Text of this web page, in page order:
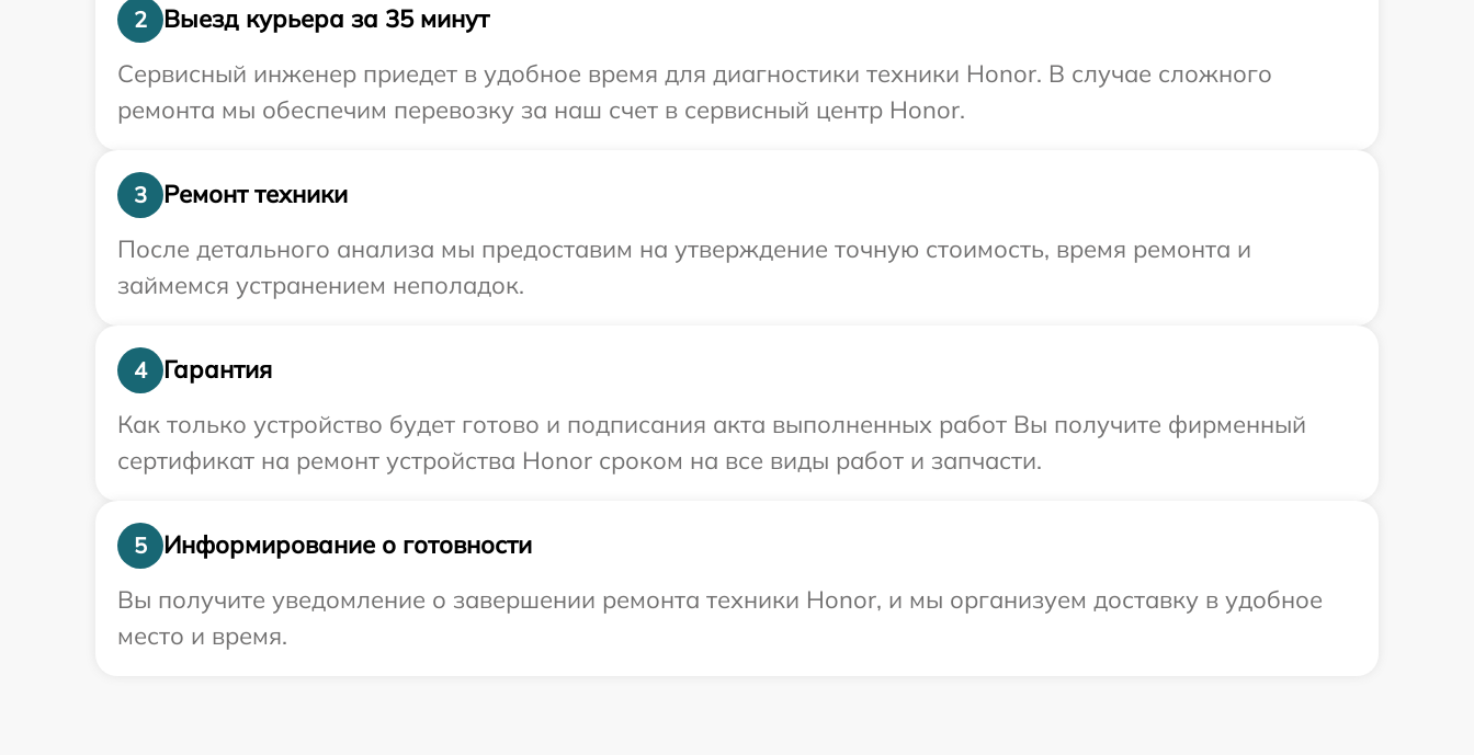
2
Выезд курьера за 35 минут
Сервисный инженер приедет в удобное время для диагностики техники Honor. В случае сложного
ремонта мы обеспечим перевозку за наш счет в сервисный центр Honor.
3
Ремонт техники
После детального анализа мы предоставим на утверждение точную стоимость, время ремонта и
займемся устранением неполадок.
4
Гарантия
Как только устройство будет готово и подписания акта выполненных работ Вы получите фирменный
сертификат на ремонт устройства Honor сроком на все виды работ и запчасти.
5
Информирование о готовности
Вы получите уведомление о завершении ремонта техники Honor, и мы организуем доставку в удобное
место и время.